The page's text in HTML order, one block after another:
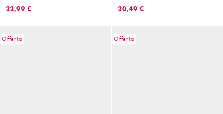
22,99 €
polo e maniche ampie
20,49 €
Offerta Offerta